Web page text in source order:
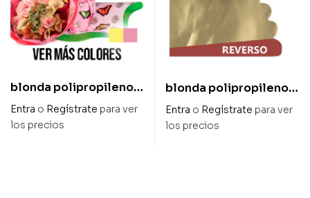
blonda polipropileno
«mariposas» 60 cm
Entra o Regístrate para ver
los precios
blonda polipropileno
opaco mate rojo y oro
metalizado diam 95 cm
Entra o Regístrate para ver
los precios